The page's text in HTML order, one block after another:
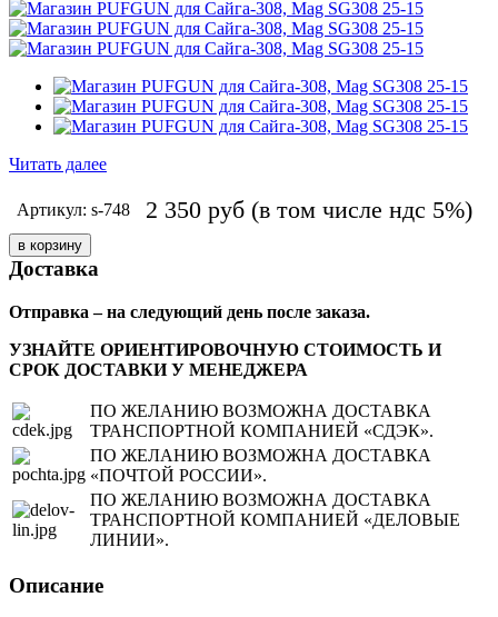
Читать далее
Артикул: s-748 2 350 руб (в том числе ндс 5%)
Доставка
Отправка – на следующий день после заказа.
УЗНАЙТЕ ОРИЕНТИРОВОЧНУЮ СТОИМОСТЬ И
СРОК ДОСТАВКИ У МЕНЕДЖЕРА
ПО ЖЕЛАНИЮ ВОЗМОЖНА ДОСТАВКА
ТРАНСПОРТНОЙ КОМПАНИЕЙ «СДЭК».
ПО ЖЕЛАНИЮ ВОЗМОЖНА ДОСТАВКА
«ПОЧТОЙ РОССИИ».
ПО ЖЕЛАНИЮ ВОЗМОЖНА ДОСТАВКА
ТРАНСПОРТНОЙ КОМПАНИЕЙ «ДЕЛОВЫЕ
ЛИНИИ».
Описание